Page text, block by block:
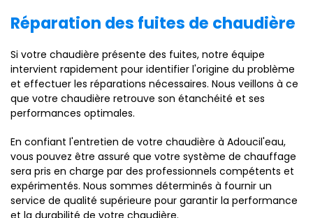
Réparation des fuites de chaudière
Si votre chaudière présente des fuites, notre équipe
intervient rapidement pour identifier l'origine du problème
et effectuer les réparations nécessaires. Nous veillons à ce
que votre chaudière retrouve son étanchéité et ses
performances optimales.
En confiant l'entretien de votre chaudière à Adoucil'eau,
vous pouvez être assuré que votre système de chauffage
sera pris en charge par des professionnels compétents et
expérimentés. Nous sommes déterminés à fournir un
service de qualité supérieure pour garantir la performance
et la durabilité de votre chaudière.